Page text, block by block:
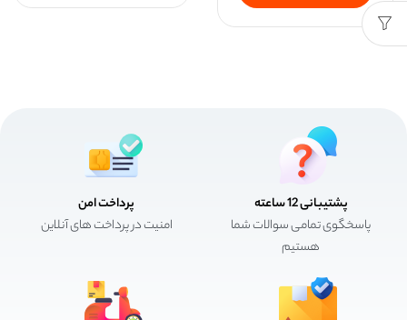
پشتیبانی 12 ساعته
پاسخگوی تمامی سوالات شما
هستیم
پرداخت امن
امنیت در پرداخت های آنلاین